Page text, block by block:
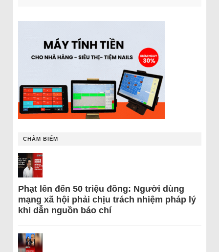
CHÂM BIẾM
Phạt lên đến 50 triệu đồng: Người dùng
mạng xã hội phải chịu trách nhiệm pháp lý
khi dẫn nguồn báo chí